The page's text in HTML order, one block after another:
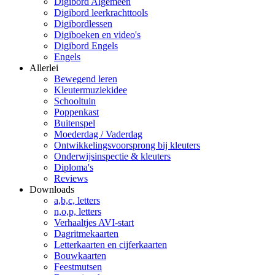
Digibord leerkrachttools
Digibordlessen
Digiboeken en video's
Digibord Engels
Engels
Allerlei
Bewegend leren
Kleutermuziekidee
Schooltuin
Poppenkast
Buitenspel
Moederdag / Vaderdag
Ontwikkelingsvoorsprong bij kleuters
Onderwijsinspectie & kleuters
Diploma's
Reviews
Downloads
a,b,c, letters
n,o,p, letters
Verhaaltjes AVI-start
Dagritmekaarten
Letterkaarten en cijferkaarten
Bouwkaarten
Feestmutsen